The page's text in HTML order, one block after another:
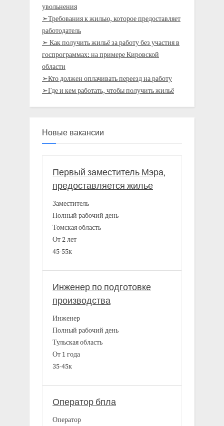
увольнения
➣Требования к жилью, которое предоставляет
работодатель
➣ Как получить жильё за работу без участия в
госпрограммах: на примере Кировской
области
➣Кто должен оплачивать переезд на работу
➣Где и кем работать, чтобы получить жильё
Новые вакансии
Первый заместитель Мэра,
предоставляется жилье
Заместитель
Полный рабочий день
Томская область
От 2 лет
45-55к
Инженер по подготовке
производства
Инженер
Полный рабочий день
Тульская область
От 1 года
35-45к
Оператор бпла
Оператор